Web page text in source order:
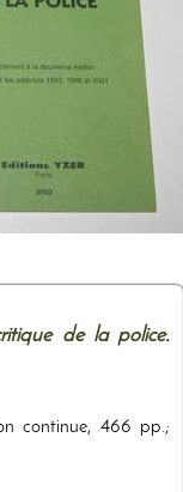
de la police.
continue, 466 pp.;